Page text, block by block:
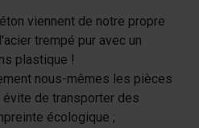
viennent de notre propre
trempé pur avec un
plastique !
nous-mêmes les pièces
de transporter des
écologique ;